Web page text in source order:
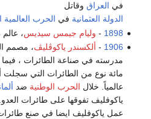
في العراق وقاتل
الدولة العثمانية في الحرب العالمية
1898
- وليام جيمس سيديس، عالم
1906
- ألكسندر ياكوڤليڤ، مصمم
مدرسته في صناعة الطائرات ، فيما
مائة نوع من الطائرات التي سجلت
عالمياً. خلال الحرب الوطنية ضد
ياكوفليف تفوقها على طائرات
عمل ياكوفليف ايضا في صنع